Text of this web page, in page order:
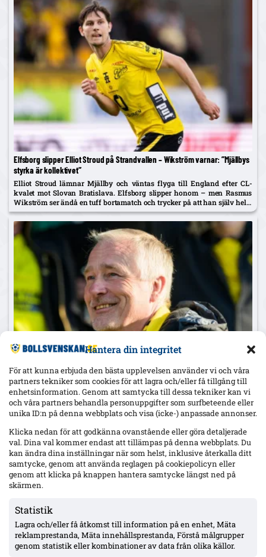
Hantera din integritet
För att kunna erbjuda den bästa upplevelsen använder vi och våra
partners tekniker som cookies för att lagra och/eller få tillgång till
enhetsinformation. Genom att samtycka till dessa tekniker kan vi
och våra partners behandla personuppgifter som surfbeteende eller
unika ID:n på denna webbplats och visa (icke-) anpassade annonser.
Klicka nedan för att godkänna ovanstående eller göra detaljerade
val. Dina val kommer endast att tillämpas på denna webbplats. Du
kan ändra dina inställningar när som helst, inklusive återkalla ditt
samtycke, genom att använda reglagen på cookiepolicyn eller
genom att klicka på knappen hantera samtycke längst ned på
skärmen.
Statistik
Lagra och/eller få åtkomst till information på en enhet, Mäta
reklamprestanda, Mäta innehållsprestanda, Förstå målgrupper
genom statistik eller kombinationer av data från olika källor.
Elfsborg slipper Elliot Stroud på Strandvallen – Wikström varnar: ”Mjällbys
styrka är kollektivet”
Elliot Stroud lämnar Mjällby och väntas flyga till England efter CL-
kvalet mot Slovan Bratislava. Elfsborg slipper honom – men Rasmus
Wikström ser ändå en tuff bortamatch och trycker på att han själv helst
spelar mittback.
Mjällby mot rekordresultat – 56 mkr eget kapital; ”Allsvenskan är vårt
’bread & butter'”
Ordföranden Jan Sjöblom flaggar för rekordresultat och en stark kassa
i Mjällby. Samtidigt: formsvacka, dubbla mittfältsavstängningar inför